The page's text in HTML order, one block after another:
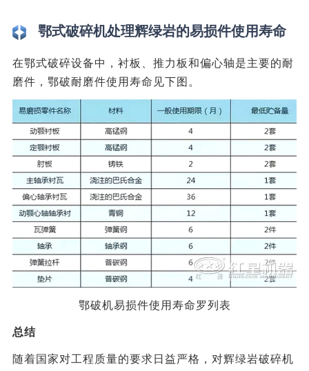
鄂式破碎机处理辉绿岩的易损件使用寿命
在鄂式破碎设备中，衬板、推力板和偏心轴是主要的耐
磨件，鄂破耐磨件使用寿命见下图。
鄂破机易损件使用寿命罗列表
总结
随着国家对工程质量的要求日益严格，对辉绿岩破碎机